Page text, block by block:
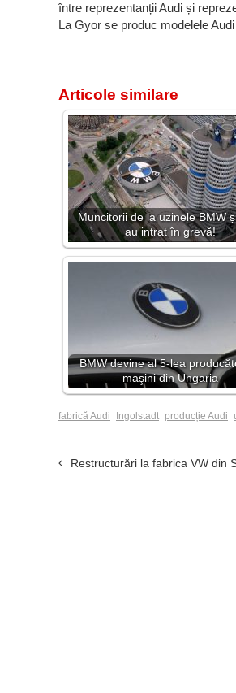
între reprezentanții Audi și
La Gyor se produc modelele
Articole similare
Muncitorii de la uzinele BMW
au intrat în grevă!
BMW devine al 5-lea
maşini din Ungaria
fabrică Audi Ingolstadt producție Audi
Restructurări la fabrica VW din